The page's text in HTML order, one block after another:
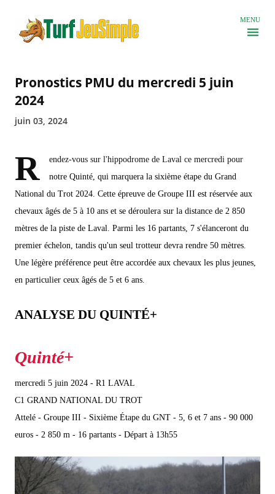
MENU
Pronostics PMU du mercredi 5 juin
2024
juin 03, 2024
R
endez-vous sur l'hippodrome de Laval ce mercredi pour
notre Quinté, qui marquera la sixième étape du Grand
National du Trot 2024. Cette épreuve de Groupe III est réservée aux
chevaux âgés de 5 à 10 ans et se déroulera sur la distance de 2 850
mètres de la piste de Laval. Parmi les 16 partants, 7 s'élanceront du
premier échelon, tandis qu'un seul trotteur devra rendre 50 mètres.
Une légère préférence peut être accordée aux chevaux les plus jeunes,
en particulier ceux âgés de 5 et 6 ans.
ANALYSE DU QUINTÉ+
mercredi 5 juin 2024 - R1 LAVAL
C1 GRAND NATIONAL DU TROT
Attelé - Groupe III - Sixième Étape du GNT - 5, 6 et 7 ans - 90 000
euros - 2 850 m - 16 partants - Départ à 13h55